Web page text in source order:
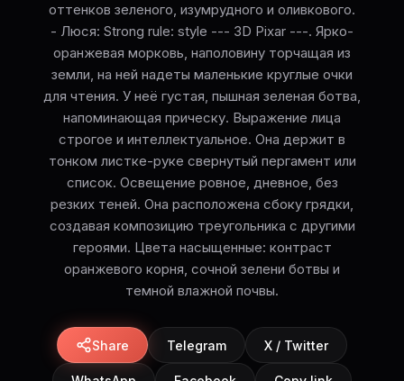
оттенков зеленого, изумрудного и оливкового.
- Люся: Strong rule: style --- 3D Pixar ---. Ярко-
оранжевая морковь, наполовину торчащая из
земли, на ней надеты маленькие круглые очки
для чтения. У неё густая, пышная зеленая ботва,
напоминающая прическу. Выражение лица
строгое и интеллектуальное. Она держит в
тонком листке-руке свернутый пергамент или
список. Освещение ровное, дневное, без
резких теней. Она расположена сбоку грядки,
создавая композицию треугольника с другими
героями. Цвета насыщенные: контраст
оранжевого корня, сочной зелени ботвы и
темной влажной почвы.
Share Telegram X / Twitter